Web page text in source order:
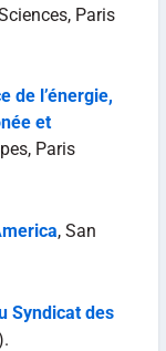
Paris
de l’énergie,
et
Paris
, San
Syndicat des